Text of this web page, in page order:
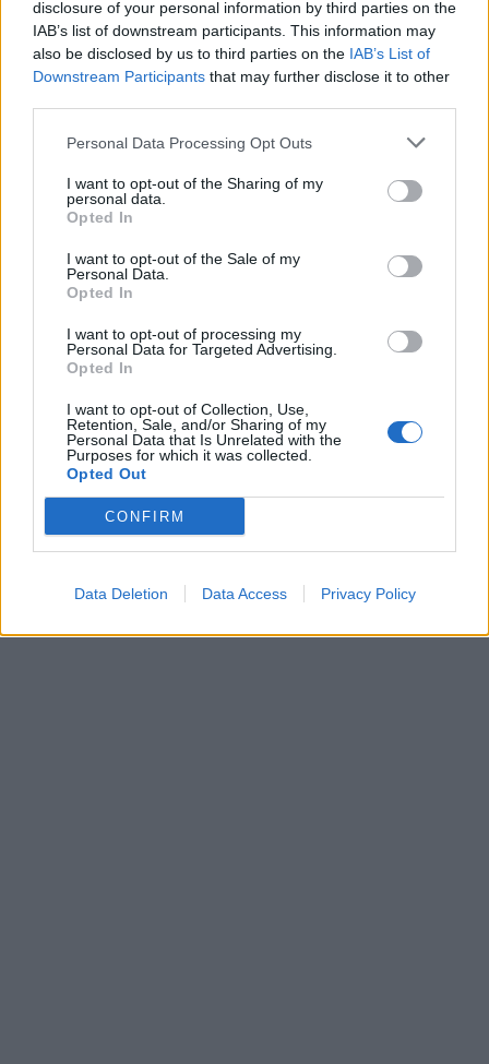
disclosure of your personal information by third parties on the
IAB’s list of downstream participants. This information may
also be disclosed by us to third parties on the IAB’s List of
Downstream Participants that may further disclose it to other
Personal Data Processing Opt Outs
I want to opt-out of the Sharing of my
personal data.
Opted In
I want to opt-out of the Sale of my
Personal Data.
Opted In
I want to opt-out of processing my
Personal Data for Targeted Advertising.
Opted In
I want to opt-out of Collection, Use,
Retention, Sale, and/or Sharing of my
Personal Data that Is Unrelated with the
Purposes for which it was collected.
Opted Out
CONFIRM
Data Deletion Data Access Privacy Policy
«Καμπανάκι» ECDC για τον ιό του Δυτικού Νείλου:
Στη 2η θέση της Ευρώπης η Ελλάδα – Μάχη στις ΜΕΘ
για οκτώ ασθενείς
ΕΙΔΗΣΕΙΣ 10 Αυγούστου 2026 10:15
Νοσοκομείο Βόλου: Δύο εκδοχές και μία ΕΔΕ για βίαιο
Γεωργιάδης